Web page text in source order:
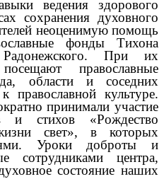
ведения здорового
сохранения духовного
неоценимую помощь
фонды Тихона
При их
православные
области и соседних
православной культуре.
принимали участие
и стихов «Рождество
свет», в которых
Уроки доброты и
сотрудниками центра,
состояние наших